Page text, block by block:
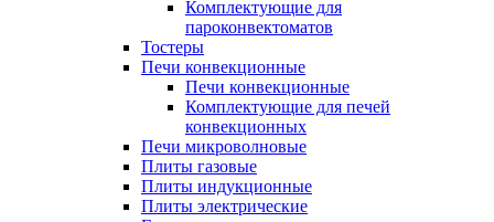
Комплектующие для
пароконвектоматов
Тостеры
Печи конвекционные
Печи конвекционные
Комплектующие для печей
конвекционных
Печи микроволновые
Плиты газовые
Плиты индукционные
Плиты электрические